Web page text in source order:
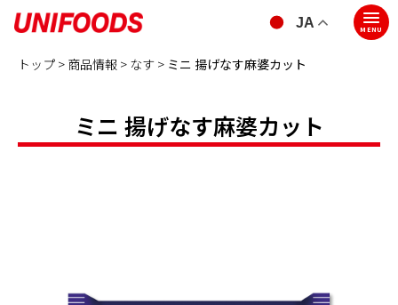
MENU
トップ > 商品情報 > なす > ミニ 揚げなす麻婆カット
ミニ 揚げなす麻婆カット
JA